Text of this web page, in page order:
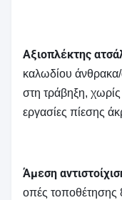
Αξιοπλέκτης
καλωδίου
στη τράβηξη,
εργασίες πίεσης
Άμεση
οπές τοποθέτησης